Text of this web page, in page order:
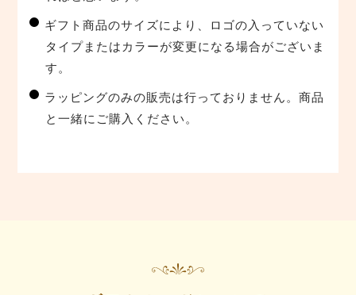
ギフト商品のサイズにより、ロゴの入っていない
タイプまたはカラーが変更になる場合がございま
す。
ラッピングのみの販売は行っておりません。商品
と一緒にご購入ください。